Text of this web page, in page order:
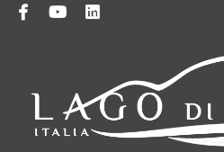
Facebook
Youtube